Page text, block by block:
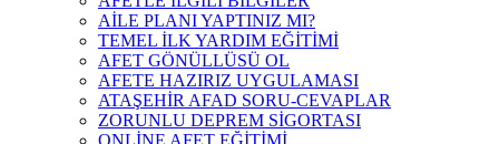
AİLE PLANI YAPTINIZ MI?
TEMEL İLK YARDIM EĞİTİMİ
AFET GÖNÜLLÜSÜ OL
AFETE HAZIRIZ UYGULAMASI
ATAŞEHİR AFAD SORU-CEVAPLAR
ZORUNLU DEPREM SİGORTASI
ONLİNE AFET EĞİTİMİ